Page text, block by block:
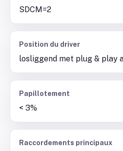
SDCM=2
Position du driver
losliggend met plug & play
Papillotement
< 3%
Raccordements principaux